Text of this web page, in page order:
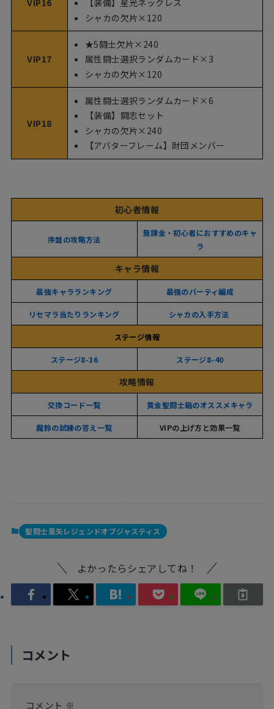
VIP16
【装備】星光ネックレス
シャカの欠片×120
VIP17
★5闘士欠片×240
属性闘士選択ランダムカード×3
シャカの欠片×120
VIP18
属性闘士選択ランダムカード×6
【装備】闘志セット
シャカの欠片×240
【アバターフレーム】財団メンバー
初心者情報
序盤の攻略方法
無課金・初心者におすすめのキャ
ラ
キャラ情報
最強キャラランキング 最強のパーティ編成
リセマラ当たりランキング シャカの入手方法
ステージ情報
ステージ8-36 ステージ8-40
攻略情報
交換コード一覧 黄金聖闘士箱のオススメキャラ
魔鈴の試練の答え一覧 VIPの上げ方と効果一覧
聖闘士星矢レジェンドオブジャスティス
よかったらシェアしてね！
コメント
コメント ※